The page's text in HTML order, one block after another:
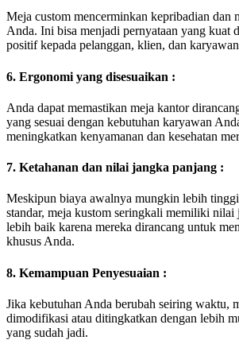
Meja custom mencerminkan kepribadian dan
Anda. Ini bisa menjadi pernyataan yang kuat
positif kepada pelanggan, klien, dan
6. Ergonomi yang disesuaikan :
Anda dapat memastikan meja kantor
yang sesuai dengan kebutuhan karyawan
meningkatkan kenyamanan dan kesehatan
7. Ketahanan dan nilai jangka panjang :
Meskipun biaya awalnya mungkin lebih
standar, meja kustom seringkali memiliki nilai
lebih baik karena mereka dirancang untuk
khusus Anda.
8. Kemampuan Penyesuaian :
Jika kebutuhan Anda berubah seiring waktu,
dimodifikasi atau ditingkatkan dengan lebih
yang sudah jadi.